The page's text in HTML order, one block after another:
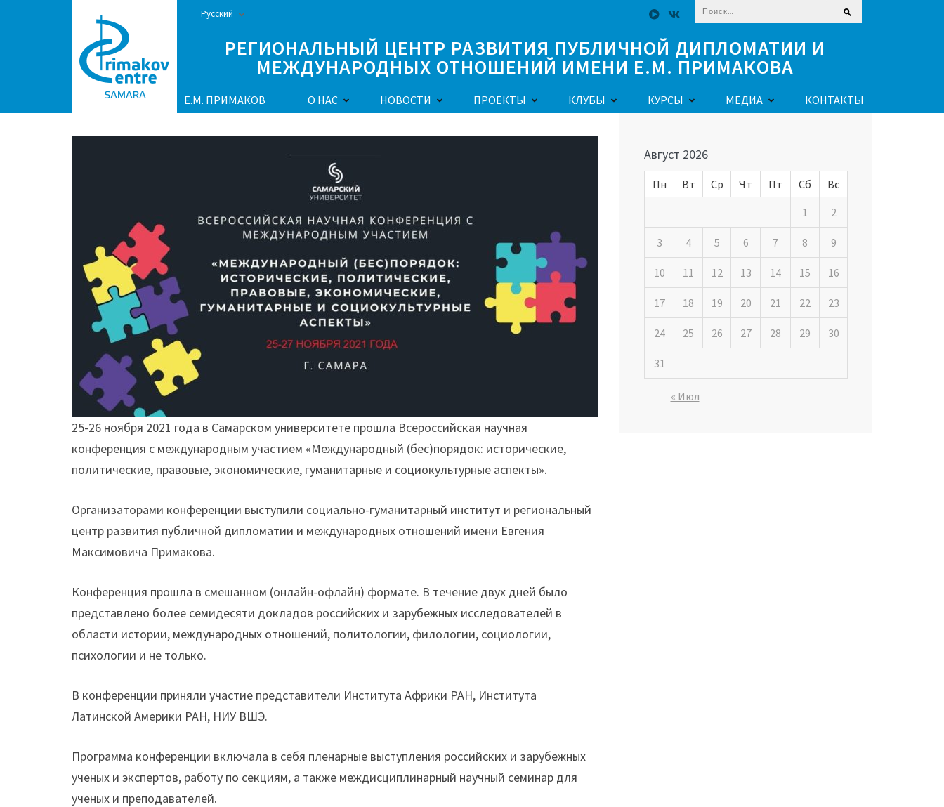
Русский
РЕГИОНАЛЬНЫЙ ЦЕНТР РАЗВИТИЯ ПУБЛИЧНОЙ ДИПЛОМАТИИ И
МЕЖДУНАРОДНЫХ ОТНОШЕНИЙ ИМЕНИ Е.М. ПРИМАКОВА
Е.М. ПРИМАКОВ О НАС НОВОСТИ ПРОЕКТЫ КЛУБЫ КУРСЫ МЕДИА КОНТАКТЫ
25-26 ноября 2021 года в Самарском университете прошла Всероссийская научная
конференция с международным участием «Международный (бес)порядок: исторические,
политические, правовые, экономические, гуманитарные и социокультурные аспекты».
Организаторами конференции выступили социально-гуманитарный институт и региональный
центр развития публичной дипломатии и международных отношений имени Евгения
Максимовича Примакова.
Конференция прошла в смешанном (онлайн-офлайн) формате. В течение двух дней было
представлено более семидесяти докладов российских и зарубежных исследователей в
области истории, международных отношений, политологии, филологии, социологии,
психологии и не только.
В конференции приняли участие представители Института Африки РАН, Института
Латинской Америки РАН, НИУ ВШЭ.
Программа конференции включала в себя пленарные выступления российских и зарубежных
ученых и экспертов, работу по секциям, а также междисциплинарный научный семинар для
ученых и преподавателей.
Август 2026
Пн Вт Ср Чт Пт Сб
Вс
1
2
3 4 5 6 7 8 9
10 11 12 13 14 15 16
17 18 19 20 21 22 23
24 25 26 27 28 29 30
31
« Июл